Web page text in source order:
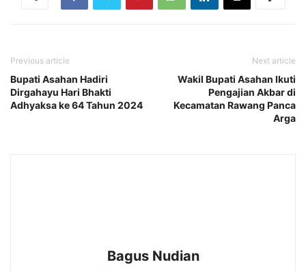
Previous article
Bupati Asahan Hadiri
Dirgahayu Hari Bhakti
Adhyaksa ke 64 Tahun 2024
Next article
Wakil Bupati Asahan Ikuti
Pengajian Akbar di
Kecamatan Rawang Panca
Arga
Bagus Nudian